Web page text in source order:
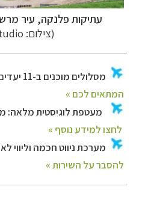
עתיקות פלנקה, עיר
(צילום: